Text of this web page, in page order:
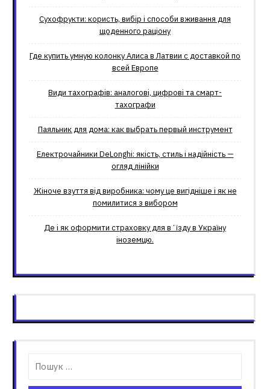
Сухофрукти: користь, вибір і способи вживання для
щоденного раціону
Где купить умную колонку Алиса в Латвии с доставкой по
всей Европе
Види тахографів: аналогові, цифрові та смарт-
тахографи
Паяльник для дома: как выбрать первый инструмент
Електрочайники DeLonghi: якість, стиль і надійність —
огляд лінійки
Жіноче взуття від виробника: чому це вигідніше і як не
помилитися з вибором
Де і як оформити страховку для вʼїзду в Україну
іноземцю.